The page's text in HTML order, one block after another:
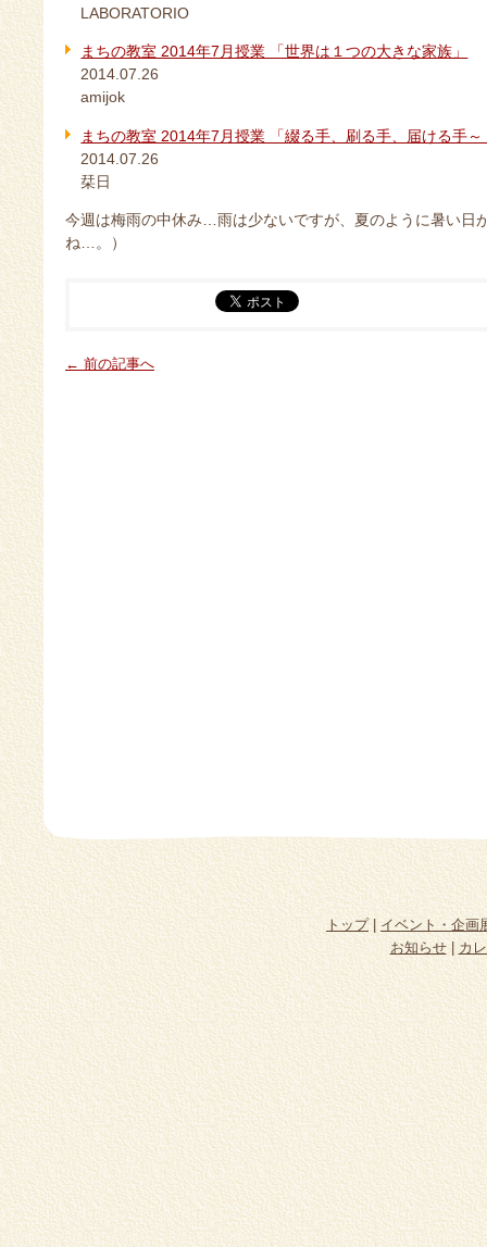
LABORATORIO
まちの教室 2014年7月授業 「世界は１つの大きな家族」
2014.07.26
amijok
まちの教室 2014年7月授業 「綴る手、刷る手、届ける手
2014.07.26
栞日
今週は梅雨の中休み…雨は少ないですが、夏のように暑い日
ね…。）
← 前の記事へ
トップ|イベント・企画
お知らせ| カ